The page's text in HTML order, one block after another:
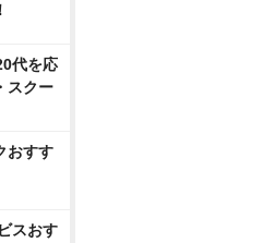
代を応
スクー
おすす
スおす